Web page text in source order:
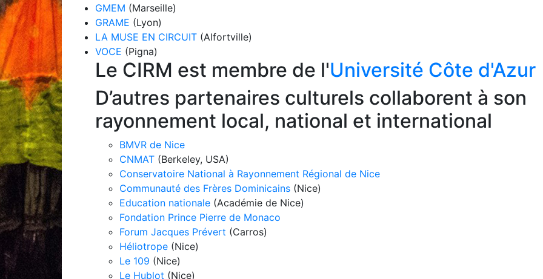
GMEM (Marseille)
GRAME (Lyon)
LA MUSE EN CIRCUIT (Alfortville)
VOCE (Pigna)
Le CIRM est membre de l'Université Côte d'Azur
D’autres partenaires culturels collaborent à son
rayonnement local, national et international
BMVR de Nice
CNMAT (Berkeley, USA)
Conservatoire National à Rayonnement Régional de Nice
Communauté des Frères Dominicains (Nice)
Education nationale (Académie de Nice)
Fondation Prince Pierre de Monaco
Forum Jacques Prévert (Carros)
Héliotrope (Nice)
Le 109 (Nice)
Le Hublot (Nice)